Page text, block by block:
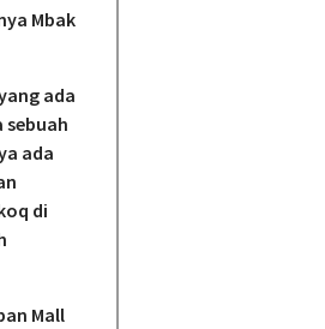
Mbak
ada
sebuah
ada
di
Mall